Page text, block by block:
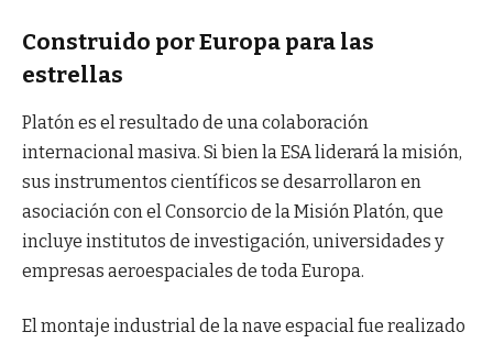
Construido por Europa para las
estrellas
Platón es el resultado de una colaboración
internacional masiva. Si bien la ESA liderará la misión,
sus instrumentos científicos se desarrollaron en
asociación con el Consorcio de la Misión Platón, que
incluye institutos de investigación, universidades y
empresas aeroespaciales de toda Europa.
El montaje industrial de la nave espacial fue realizado